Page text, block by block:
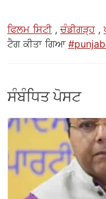
ਫਿਲਮ ਸਿਟੀ, ਚੰਡੀਗੜ੍ਹ ,
ਟੈਗ ਕੀਤਾ ਗਿਆ
ਸੰਬੰਧਿਤ ਪੋਸਟ